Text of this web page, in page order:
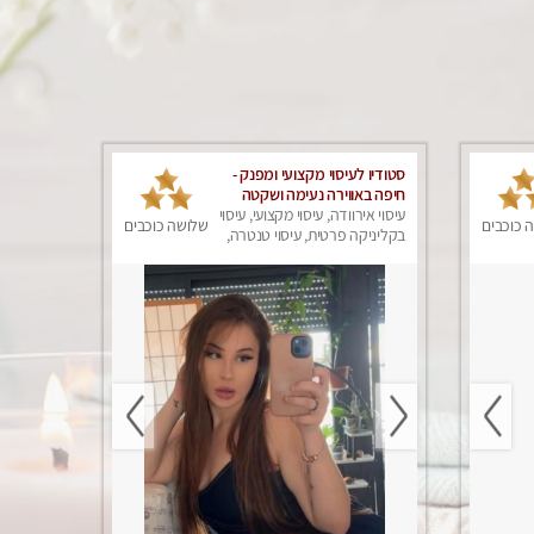
כוכבים
סטודיו לעיסוי מקצועי ומפנק -
חיפה באווירה נעימה ושקטה
עיסוי אירוודה, עיסוי מקצועי, עיסוי
בקליניקה פרטית, עיסוי טנטרה,
שלושה כוכבים